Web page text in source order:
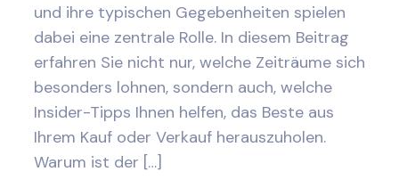
und ihre typischen Gegebenheiten spielen
dabei eine zentrale Rolle. In diesem Beitrag
erfahren Sie nicht nur, welche Zeiträume sich
besonders lohnen, sondern auch, welche
Insider-Tipps Ihnen helfen, das Beste aus
Ihrem Kauf oder Verkauf herauszuholen.
Warum ist der […]